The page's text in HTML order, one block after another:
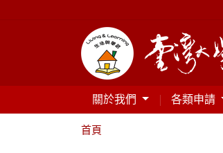
關於我們 各類申請
首頁